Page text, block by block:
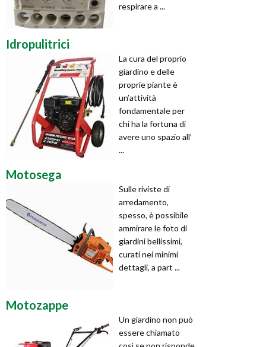
respirare a ...
Idropulitrici
La cura del proprio
giardino e delle
proprie piante è
un’attività
fondamentale per
chi ha la fortuna di
avere uno spazio all’
...
Motosega
Sulle riviste di
arredamento,
spesso, è possibile
ammirare le foto di
giardini bellissimi,
curati nei minimi
dettagli, a part ...
Motozappe
Un giardino non può
essere chiamato